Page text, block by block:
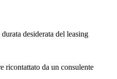
desiderata del leasing
ricontattato da un consulente